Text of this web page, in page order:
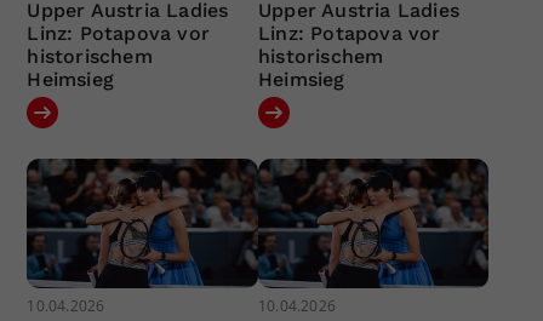
Upper Austria Ladies
Linz: Potapova vor
historischem
Heimsieg
Upper Austria Ladies
Linz: Potapova vor
historischem
Heimsieg
10.04.2026 10.04.2026